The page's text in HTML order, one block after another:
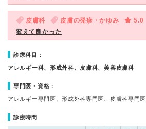
皮膚科 皮膚の発疹・かゆみ
5.0
変えて良かった
診療科目：
アレルギー科、形成外科、皮膚科、美容皮膚科
専門医・資格：
アレルギー専門医、形成外科専門医、皮膚科専門医
診療時間